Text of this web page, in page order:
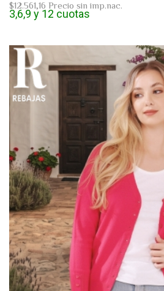
$12.561,16 Precio sin imp.nac.
3,6,9 y 12 cuotas